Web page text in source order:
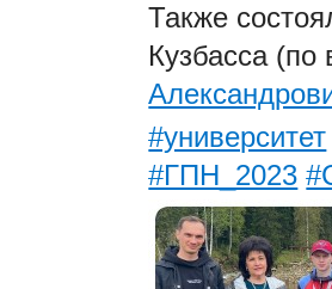
Также
Кузбасса
#университет
#ГПН_2023